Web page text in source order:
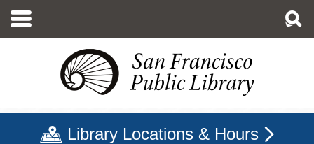
至
Library Locations & Hours